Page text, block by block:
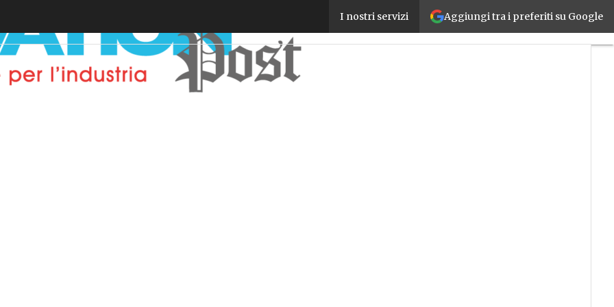
Aggiungi tra i preferiti su Google
I nostri servizi
Lavorazione legno, le “macchine 4.0” trainano la